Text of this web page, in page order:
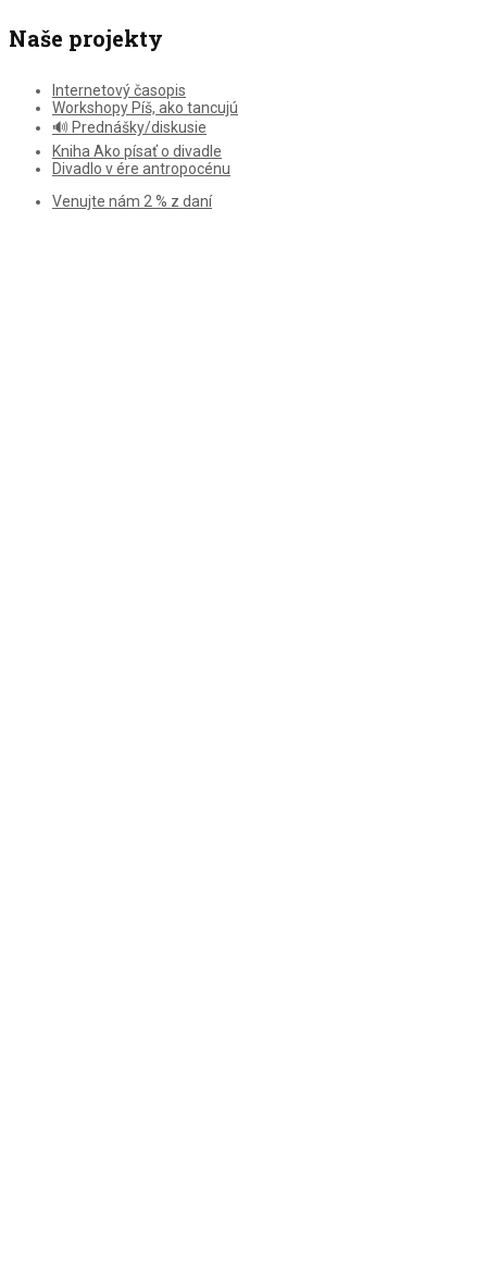
Naše projekty
Internetový časopis
Workshopy Píš, ako tancujú
🔊 Prednášky/diskusie
Kniha Ako písať o divadle
Divadlo v ére antropocénu
Venujte nám 2 % z daní